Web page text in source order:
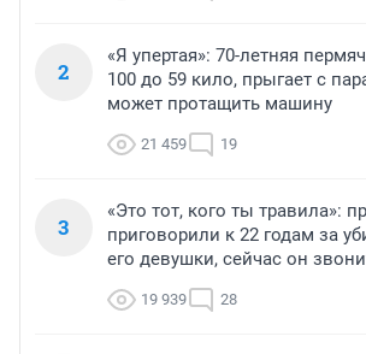
2
«Я упертая»: 70-летняя
100 до 59 кило, прыгает с
может протащить машину
21 459 19
3
«Это тот, кого ты травила»:
приговорили к 22 годам за
его девушки, сейчас он
19 939 28